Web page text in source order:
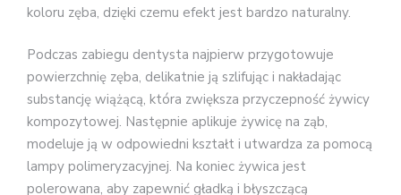
koloru zęba, dzięki czemu efekt jest bardzo naturalny.
Podczas zabiegu dentysta najpierw przygotowuje
powierzchnię zęba, delikatnie ją szlifując i nakładając
substancję wiążącą, która zwiększa przyczepność żywicy
kompozytowej. Następnie aplikuje żywicę na ząb,
modeluje ją w odpowiedni kształt i utwardza za pomocą
lampy polimeryzacyjnej. Na koniec żywica jest
polerowana, aby zapewnić gładką i błyszczącą